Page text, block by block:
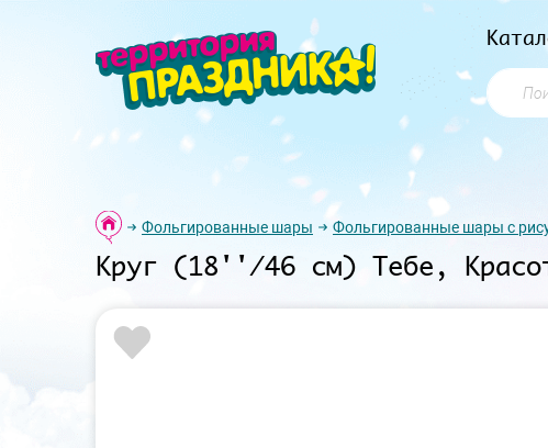
Поиск
Фольгированные шары Фольгированные шары с
Круг (18''/46 см) Тебе,